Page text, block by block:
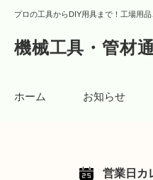
プロの工具からDIY用具まで！工場用
機械工具・管材
ホーム お知らせ
営業日カ